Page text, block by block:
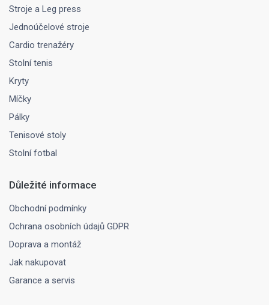
Stroje a Leg press
Jednoúčelové stroje
Cardio trenažéry
Stolní tenis
Kryty
Míčky
Pálky
Tenisové stoly
Stolní fotbal
Důležité informace
Obchodní podmínky
Ochrana osobních údajů GDPR
Doprava a montáž
Jak nakupovat
Garance a servis